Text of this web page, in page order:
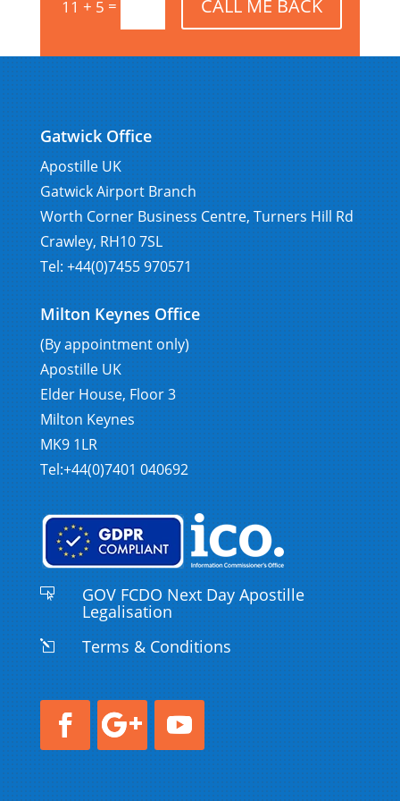
11 + 5 = CALL ME BACK
Gatwick Office
Apostille UK
Gatwick Airport Branch
Worth Corner Business Centre, Turners Hill Rd
Crawley, RH10 7SL
Tel: +44(0)7455 970571
Milton Keynes Office
(By appointment only)
Apostille UK
Elder House, Floor 3
Milton Keynes
MK9 1LR
Tel:+44(0)7401 040692
 GOV FCDO Next Day Apostille
Legalisation
l Terms & Conditions